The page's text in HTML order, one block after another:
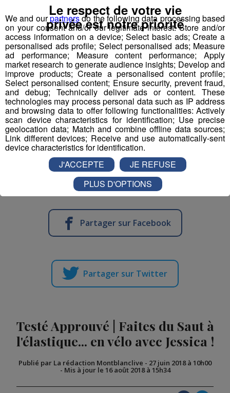
Depuis 70 ans, lachasseau loup estinterdite en
France, puisqu’elle a dans le passé causé l’extinction de
cette espèce sur le territoire. Pour autant, un « plafond »
autorisant l’abattage de 36 loups a été mis en place par
le gouvernement. Sur la période de Juillet 2015 à Juin
2016, ce plafond a été dépassé, atteignant les 49 bêtes
abattues les chasseurs font passer la mort de ces
animaux comme « accidentelles » en évitant ainsi la
peine prévue par le code de l’environnement en 1996 (1
500 euros d’amende et un an de prison pour tout
contrevenant).
Aujourd’hui, de nombreuses associations se mobilisent
pour la protection de cette espèce, pour ne pas revivre
l’extinction des années passées.
Partager sur Facebook
Partager sur Twitter
Testé Approuvé | Faites du Saut à
l'élastique... en vélo avec Jessica !
Publié par La rédaction Montblanclive - 27 juin 2018 à 10h00
- Mis à jour le 16 août 2018 à 15h34
We and ourpartnersdo the following data processing based
on your consent and/or our legitimate interest: Store and/or
access information on a device; Select basic ads; Create a
personalised ads profile; Select personalised ads; Measure
ad performance; Measure content performance; Apply
market research to generate audience insights; Develop and
improve products; Create a personalised content profile;
Select personalised content; Ensure security, prevent fraud,
and debug; Technically deliver ads or content. These
technologies may process personal data such as IP address
and browsing data to offer following functionalities: Actively
scan device characteristics for identification; Use precise
geolocation data; Match and combine offline data sources;
Link different devices; Receive and use automatically-sent
device characteristics for identification.
Le respect de votre vie
privée est notre priorité
J'ACCEPTE
JE REFUSE
PLUS D'OPTIONS